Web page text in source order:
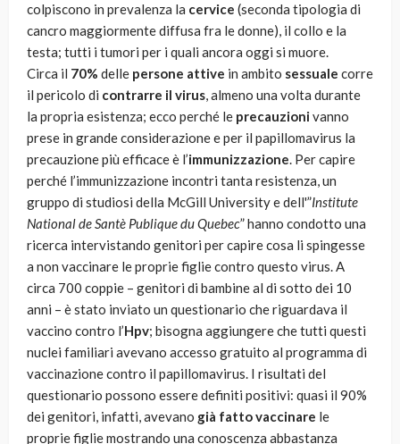
colpiscono in prevalenza la cervice (seconda tipologia di
cancro maggiormente diffusa fra le donne), il collo e la
testa; tutti i tumori per i quali ancora oggi si muore.
Circa il 70% delle persone attive in ambito sessuale corre
il pericolo di contrarre il virus, almeno una volta durante
la propria esistenza; ecco perché le precauzionivanno
prese in grande considerazione e per il papillomavirus la
precauzione più efficace è l’immunizzazione. Per capire
perché l’immunizzazione incontri tanta resistenza, un
gruppo di studiosi della McGill University e dell'”Institute
National de Santè Publique du Quebec” hanno condotto una
ricerca intervistando genitori per capire cosa li spingesse
a non vaccinare le proprie figlie contro questo virus. A
circa 700 coppie – genitori di bambine al di sotto dei 10
anni – è stato inviato un questionario che riguardava il
vaccino contro l’Hpv; bisogna aggiungere che tutti questi
nuclei familiari avevano accesso gratuito al programma di
vaccinazione contro il papillomavirus. I risultati del
questionario possono essere definiti positivi: quasi il 90%
dei genitori, infatti, avevano già fatto vaccinare le
proprie figlie mostrando una conoscenza abbastanza